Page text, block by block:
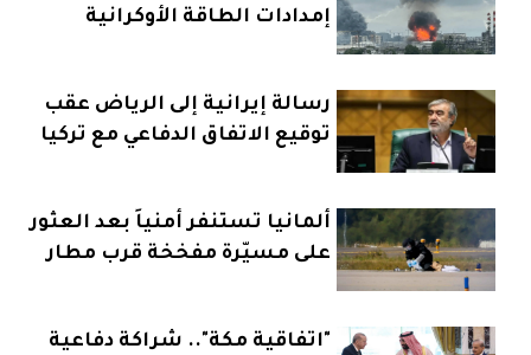
إمدادات الطاقة الأوكرانية
رسالة إيرانية إلى الرياض عقب
توقيع الاتفاق الدفاعي مع تركيا
ألمانيا تستنفر أمنياً بعد العثور
على مسيّرة مفخخة قرب مطار
"اتفاقية مكة".. شراكة دفاعية